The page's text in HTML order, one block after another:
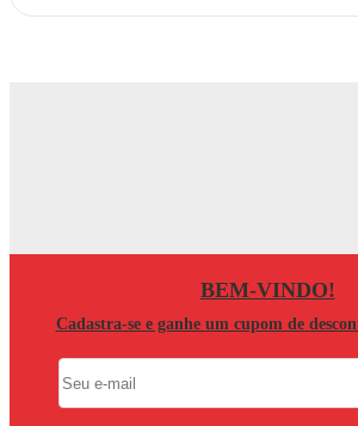
BEM-VINDO!
Cadastra-se e ganhe um cupom de